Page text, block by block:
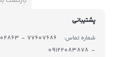
پشتیبانی
شماره تماس:
- 09122083878